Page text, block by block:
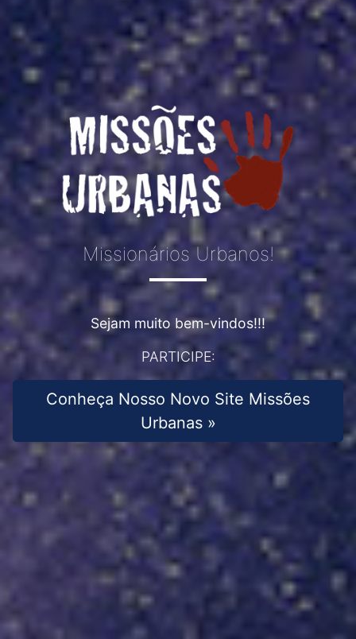
Missionários Urbanos!
Sejam muito bem-vindos!!!
PARTICIPE:
Conheça Nosso Novo Site Missões
Urbanas »